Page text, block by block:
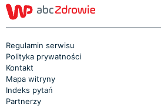
Regulamin serwisu
Polityka prywatności
Kontakt
Mapa witryny
Indeks pytań
Partnerzy